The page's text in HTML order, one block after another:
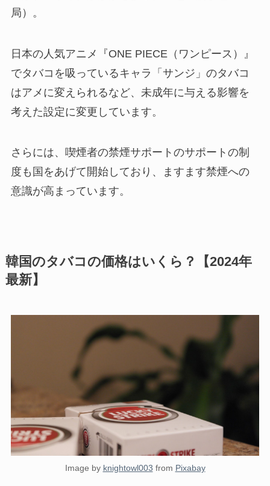
局）。
日本の人気アニメ『ONE PIECE（ワンピース）』
でタバコを吸っているキャラ「サンジ」のタバコ
はアメに変えられるなど、未成年に与える影響を
考えた設定に変更しています。
さらには、喫煙者の禁煙サポートのサポートの制
度も国をあげて開始しており、ますます禁煙への
意識が高まっています。
韓国のタバコの価格はいくら？【2024年
最新】
Image by knightowl003 from Pixabay